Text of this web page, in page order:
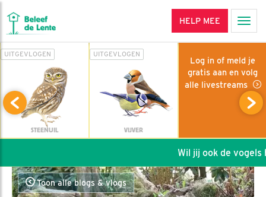
HELP MEE
UITGEVLOGEN
STEENUIL
UITGEVLOGEN
VIJVER
Log in of meld je
gratis aan en volg
alle livestreams
Wil jij ook de vogels
Toon alle blogs & vlogs